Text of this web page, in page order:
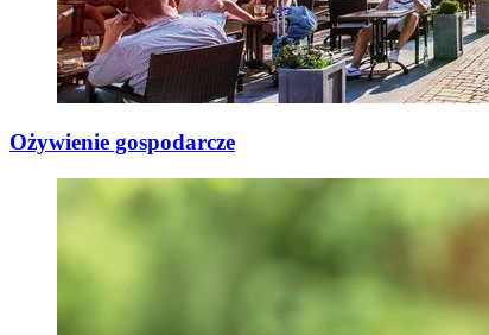
Ożywienie gospodarcze